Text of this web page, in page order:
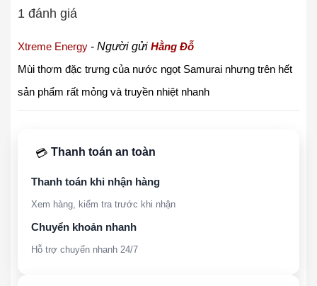
1 đánh giá
Xtreme Energy - Người gửi Hằng Đỗ
Mùi thơm đặc trưng của nước ngọt Samurai nhưng trên hết
sản phẩm rất mỏng và truyền nhiệt nhanh
💳 Thanh toán an toàn
Thanh toán khi nhận hàng
Xem hàng, kiểm tra trước khi nhận
Chuyển khoản nhanh
Hỗ trợ chuyển nhanh 24/7